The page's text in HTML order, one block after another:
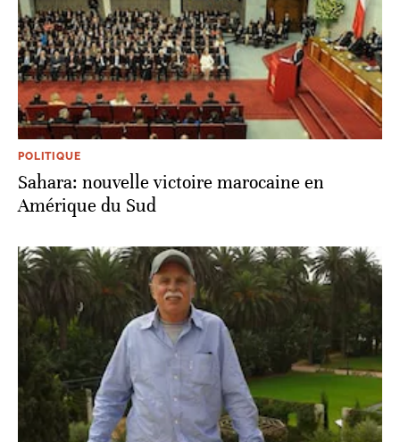
POLITIQUE
Sahara: nouvelle victoire marocaine en
Amérique du Sud